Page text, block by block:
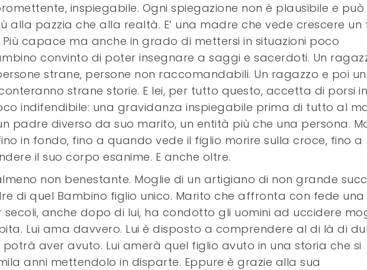
inspiegabile. Ogni spiegazione non è plausibile e può
alla pazzia che alla realtà. E’ una madre che vede crescere un
capace ma anche in grado di mettersi in situazioni poco
convinto di poter insegnare a saggi e sacerdoti. Un
strane, persone non raccomandabili. Un ragazzo e poi un
strane storie. E lei, per tutto questo, accetta di porsi
indifendibile: una gravidanza inspiegabile prima di tutto al
padre diverso da suo marito, un entità più che una persona.
in fondo, fino a quando vede il figlio morire sulla croce, fino a
il suo corpo esanime. E anche oltre.
non benestante. Moglie di un artigiano di non grande
di quel Bambino figlio unico. Marito che affronta con fede una
secoli, anche dopo di lui, ha condotto gli uomini ad uccidere
Lui ama davvero. Lui è disposto a comprendere al di là di
aver avuto. Lui amerà quel figlio avuto in una storia che si
anni mettendolo in disparte. Eppure è grazie alla sua